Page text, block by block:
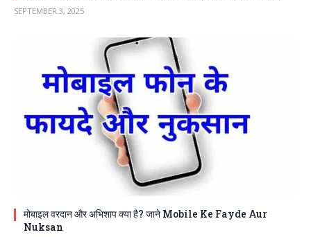
SEPTEMBER 3, 2025
मोबाइल वरदान और अभिशाप क्या है? जाने Mobile Ke Fayde Aur
Nuksan